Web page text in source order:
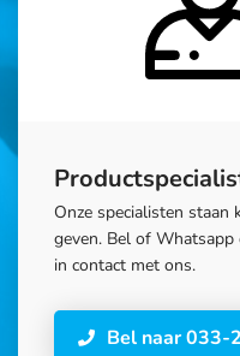
Onze specialisten staan
geven. Bel of Whatsapp
in contact met ons.
Bel naar 033-